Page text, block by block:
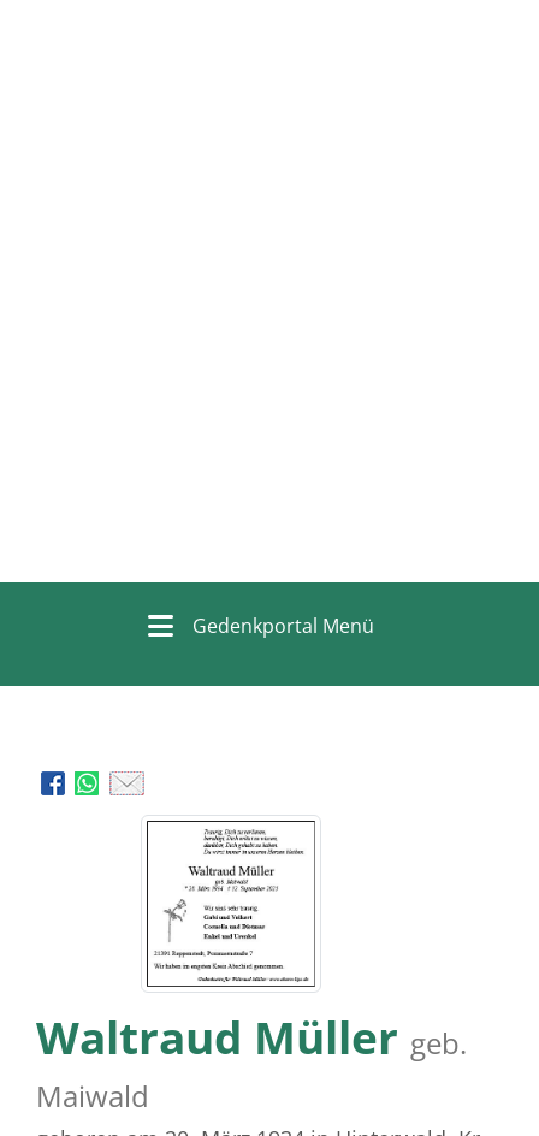
Gedenkportal Menü
Waltraud Müller geb.
Maiwald